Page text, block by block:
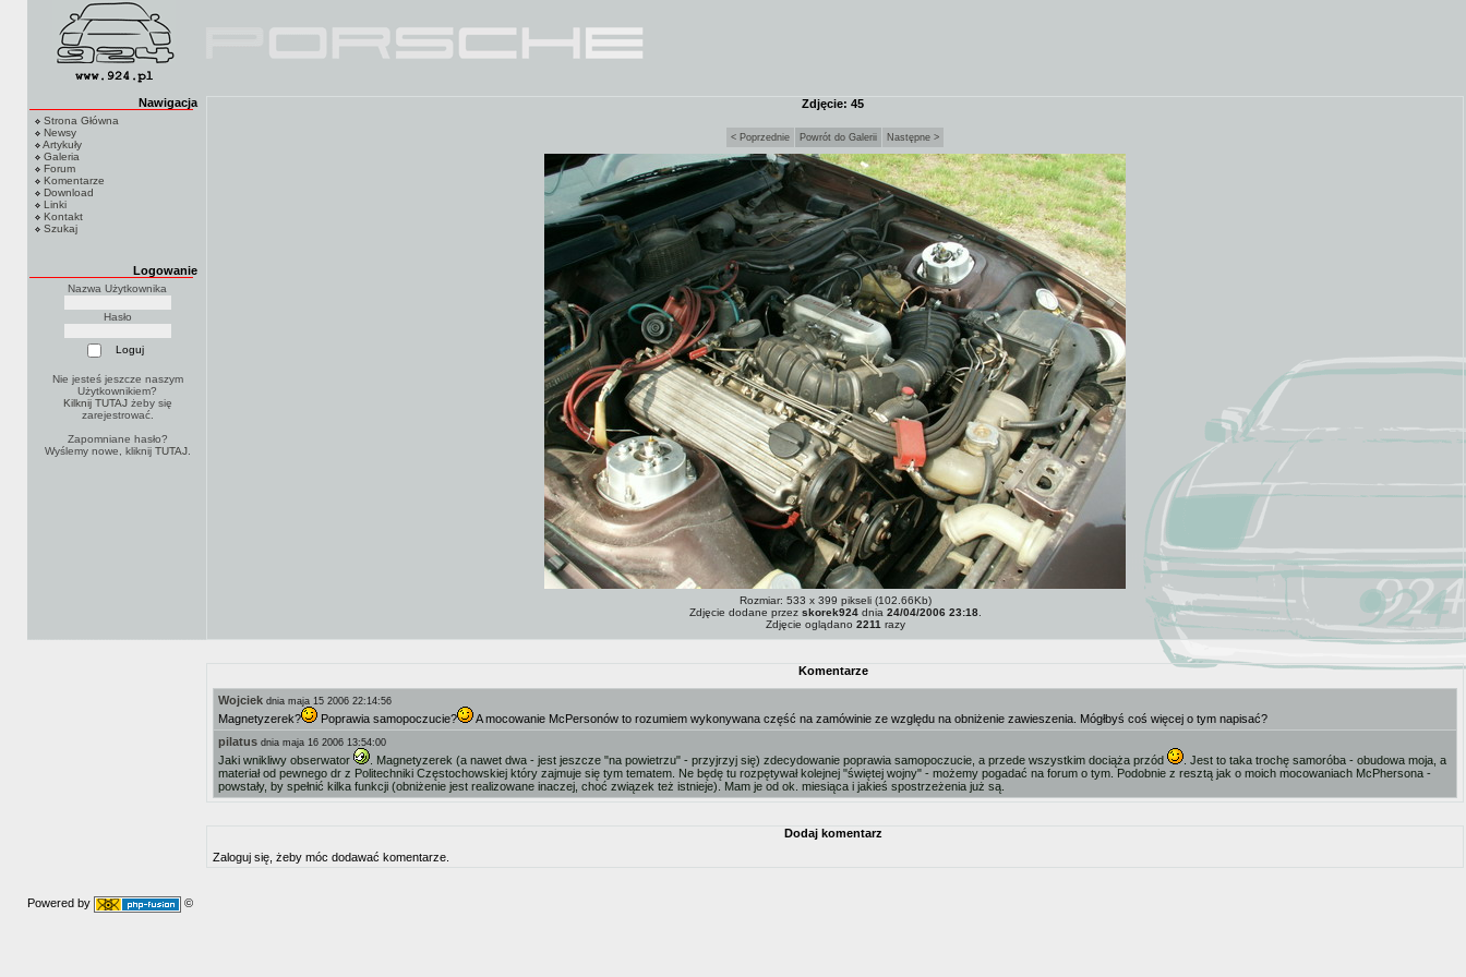
Nawigacja
Strona Główna
Newsy
Artykuły
Galeria
Forum
Komentarze
Download
Linki
Kontakt
Szukaj
Logowanie
Nazwa Użytkownika
Hasło
Nie jesteś jeszcze naszym
Użytkownikiem?
Kilknij TUTAJżeby się
zarejestrować.
Zapomniane hasło?
Wyślemy nowe, kliknij TUTAJ.
Zdjęcie: 45
< Poprzednie Powrót do Galerii Następne >
Rozmiar: 533 x 399 pikseli (102.66Kb)
Zdjęcie dodane przez skorek924dnia 24/04/2006 23:18.
Zdjęcie oglądano 2211 razy
Komentarze
Wojciek dnia maja 15 2006 22:14:56
Magnetyzerek? Poprawia samopoczucie?
A mocowanie McPersonów to rozumiem wykonywana część na zamówinie ze względu na obniżenie zawieszenia. Mógłbyś coś więcej o tym napisać?
pilatus dnia maja 16 2006 13:54:00
Jaki wnikliwy obserwator . Magnetyzerek (a nawet dwa - jest jeszcze "na powietrzu" - przyjrzyj się) zdecydowanie poprawia samopoczucie, a przede wszystkim dociąża przód
. Jest to taka trochę samoróba - obudowa moja, a
materiał od pewnego dr z Politechniki Częstochowskiej który zajmuje się tym tematem. Ne będę tu rozpętywał kolejnej "świętej wojny" - możemy pogadać na forum o tym. Podobnie z resztą jak o moich mocowaniach McPhersona -
powstały, by spełnić kilka funkcji (obniżenie jest realizowane inaczej, choć związek też istnieje). Mam je od ok. miesiąca i jakieś spostrzeżenia już są.
Dodaj komentarz
Zaloguj się, żeby móc dodawać komentarze.
Powered by ©